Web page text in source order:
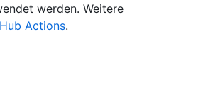
werden. Weitere
Actions.